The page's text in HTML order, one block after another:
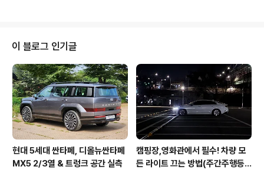
권장 공기압이 다른 경우들이 좀 있습니다. 하이브리드 모
델은 고연비 지향모델이기 때문에 보통 권장 공기압이 약
간 더 높은 경향이 있으니 정확한 정보가 나올 때까지는 기
다리주시는 것을 권해드립니다. 1. 디올뉴코나 휠 종류 일
단 이번 디올뉴코나 가솔린 모델은 모던→프리미엄→인스
퍼레이션 등급으로 구분이 됩니다. 휠은 ..
이 블로그 인기글
현대 5세대 싼타페, 디올뉴싼타페
MX5 2/3열 & 트렁크 공간 실측
캠핑장,영화관에서 필수! 차량 모
든 라이트 끄는 방법(주간주행등D